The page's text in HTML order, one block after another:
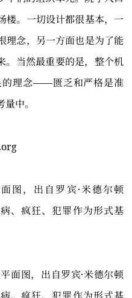
楼。一切设计都很基本，一
理念，另一方面也是为了能
。当然最重要的是，整个机
的理念——匮乏和严格是准
中。
图，出自罗宾·米德尔顿
、疯狂、犯罪作为形式基
面图，出自罗宾·米德尔顿